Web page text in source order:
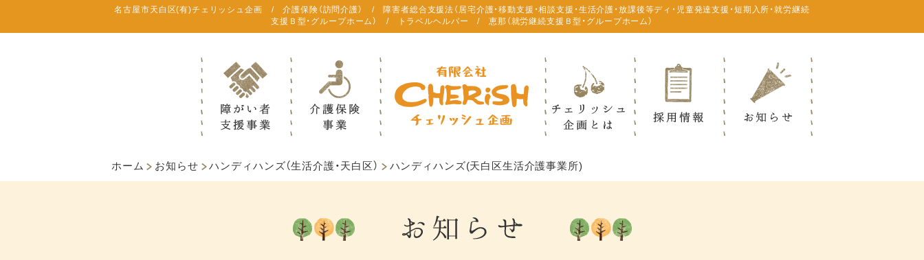
名古屋市天白区(有)チェリッシュ企画 / 介護保険（訪問介護） / 障害者総合支援法（居宅介護・移動支援・相談支援・生活介護・放課後等ディ・児童発達支援・短期入所・就労継続
支援Ｂ型・グループホーム） / トラベルヘルパー / 恵那（就労継続支援Ｂ型・グループホーム）
ホーム お知らせ ハンディハンズ（生活介護・天白区） ハンディハンズ(天白区生活介護事業所)